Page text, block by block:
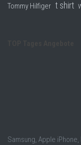
Tommy Hilfiger t shirt
Samsung, Apple